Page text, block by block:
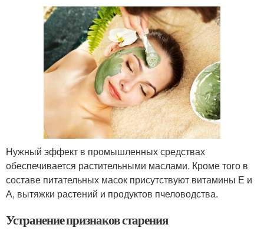
Нужный эффект в промышленных средствах
обеспечивается растительными маслами. Кроме того в
составе питательных масок присутствуют витамины Е и
А, вытяжки растений и продуктов пчеловодства.
Устранение признаков старения